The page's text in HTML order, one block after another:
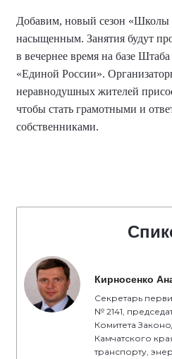
Добавим, новый сезон
насыщенным. Занятия будут
в вечернее время на базе
«Единой России».
неравнодушных жителей
чтобы стать грамотными и
собственниками.
Кирносенко
Секретарь
№ 2141,
Комитета
Камчатского
транспорту,